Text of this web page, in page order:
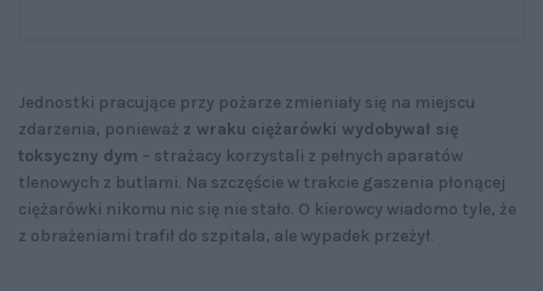
Jednostki pracujące przy pożarze zmieniały się na miejscu
zdarzenia, ponieważ z wraku ciężarówki wydobywał się
toksyczny dym – strażacy korzystali z pełnych aparatów
tlenowych z butlami. Na szczęście w trakcie gaszenia płonącej
ciężarówki nikomu nic się nie stało. O kierowcy wiadomo tyle, że
z obrażeniami trafił do szpitala, ale wypadek przeżył.